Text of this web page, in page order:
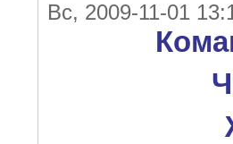
Вс, 2009-11-01